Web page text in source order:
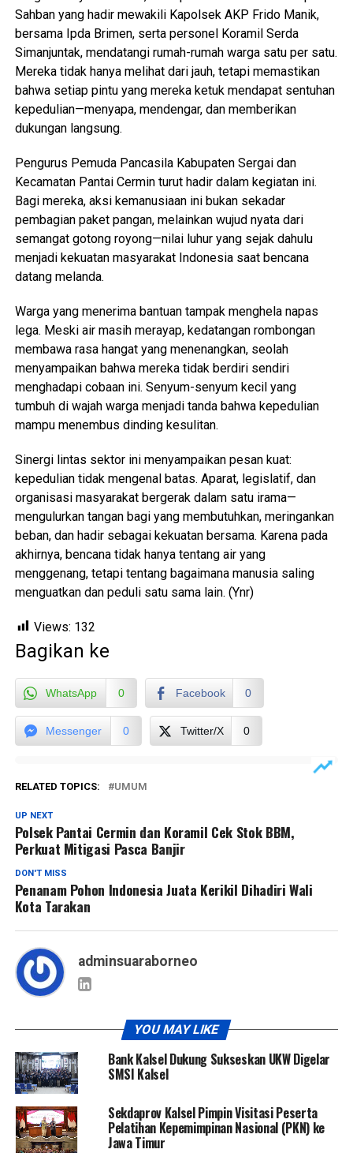
Sahban yang hadir mewakili Kapolsek AKP Frido Manik,
bersama Ipda Brimen, serta personel Koramil Serda
Simanjuntak, mendatangi rumah-rumah warga satu per satu.
Mereka tidak hanya melihat dari jauh, tetapi memastikan
bahwa setiap pintu yang mereka ketuk mendapat sentuhan
kepedulian—menyapa, mendengar, dan memberikan
dukungan langsung.
Pengurus Pemuda Pancasila Kabupaten Sergai dan
Kecamatan Pantai Cermin turut hadir dalam kegiatan ini.
Bagi mereka, aksi kemanusiaan ini bukan sekadar
pembagian paket pangan, melainkan wujud nyata dari
semangat gotong royong—nilai luhur yang sejak dahulu
menjadi kekuatan masyarakat Indonesia saat bencana
datang melanda.
Warga yang menerima bantuan tampak menghela napas
lega. Meski air masih merayap, kedatangan rombongan
membawa rasa hangat yang menenangkan, seolah
menyampaikan bahwa mereka tidak berdiri sendiri
menghadapi cobaan ini. Senyum-senyum kecil yang
tumbuh di wajah warga menjadi tanda bahwa kepedulian
mampu menembus dinding kesulitan.
Sinergi lintas sektor ini menyampaikan pesan kuat:
kepedulian tidak mengenal batas. Aparat, legislatif, dan
organisasi masyarakat bergerak dalam satu irama—
mengulurkan tangan bagi yang membutuhkan, meringankan
beban, dan hadir sebagai kekuatan bersama. Karena pada
akhirnya, bencana tidak hanya tentang air yang
menggenang, tetapi tentang bagaimana manusia saling
menguatkan dan peduli satu sama lain. (Ynr)
Views: 132
Bagikan ke
WhatsApp 0 Facebook 0
Messenger 0 Twitter/X 0
RELATED TOPICS: UMUM
UP NEXT
Polsek Pantai Cermin dan Koramil Cek Stok BBM,
Perkuat Mitigasi Pasca Banjir
DON'T MISS
Penanam Pohon Indonesia Juata Kerikil Dihadiri Wali
Kota Tarakan
adminsuaraborneo
YOU MAY LIKE
Bank Kalsel Dukung Sukseskan UKW Digelar
SMSI Kalsel
Sekdaprov Kalsel Pimpin Visitasi Peserta
Pelatihan Kepemimpinan Nasional (PKN) ke
Jawa Timur